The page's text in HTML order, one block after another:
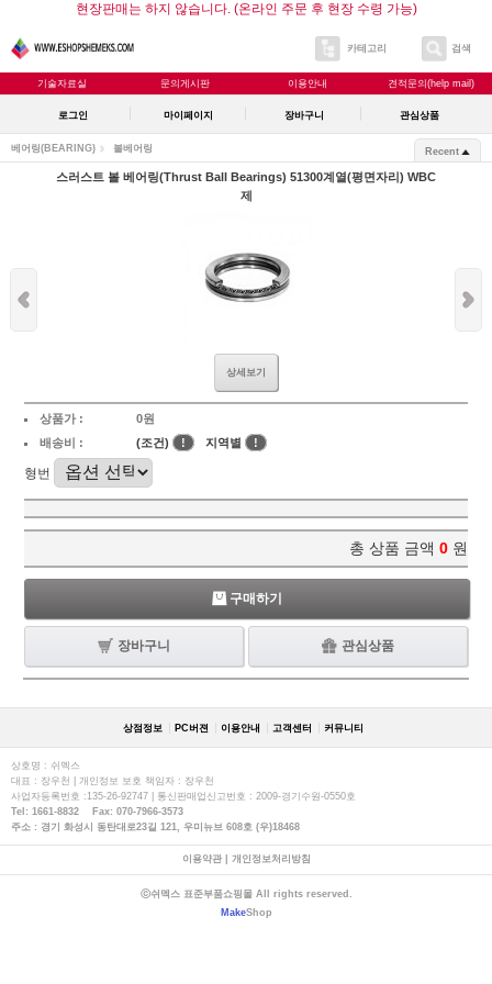
현장판매는 하지 않습니다. (온라인 주문 후 현장 수령 가능)
카테고리 검색
기술자료실 문의게시판 이용안내 견적문의(help mail)
로그인 마이페이지 장바구니 관심상품
베어링(BEARING) 볼베어링 Recent
스러스트 볼 베어링(Thrust Ball Bearings) 51300계열(평면자리) WBC
제
상세보기
상품가 :
0원
배송비 :
(조건) ! 지역별 !
형번
총 상품 금액 0 원
구매하기
장바구니 관심상품
상점정보 PC버젼 이용안내 고객센터 커뮤니티
상호명 : 쉬멕스
대표 : 장우천 | 개인정보 보호 책임자 : 장우천
사업자등록번호 :135-26-92747 | 통신판매업신고번호 : 2009-경기수원-0550호
Tel: 1661-8832 Fax: 070-7966-3573
주소 : 경기 화성시 동탄대로23길 121, 우미뉴브 608호 (우)18468
이용약관| 개인정보처리방침
ⓒ쉬멕스 표준부품쇼핑몰 All rights reserved.
MakeShop